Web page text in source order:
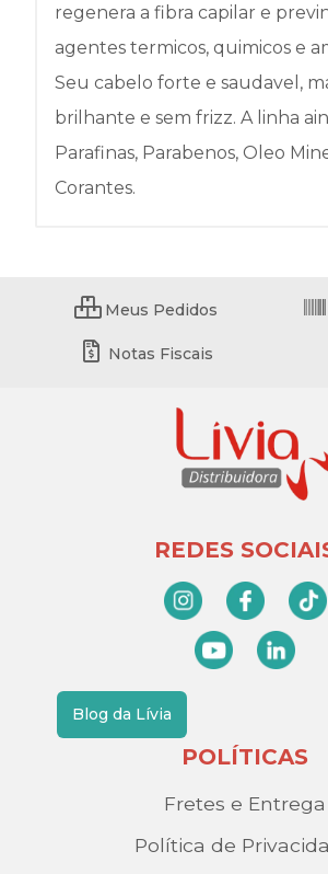
regenera a fibra capilar e
agentes termicos, quimicos e
Seu cabelo forte e saudavel,
brilhante e sem frizz. A linha
Parafinas, Parabenos, Oleo
Corantes.
Meus Pedidos
Notas Fiscais
REDES
Blog da Lívia
POLÍTICAS
Fretes e Entrega
Política de